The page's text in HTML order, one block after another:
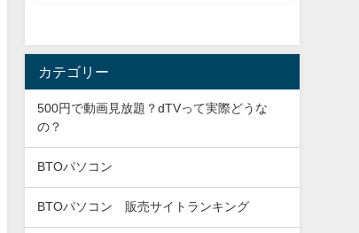
カテゴリー
500円で動画見放題？dTVって実際どうな
の？
BTOパソコン
BTOパソコン 販売サイトランキング